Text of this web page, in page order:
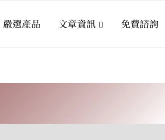
嚴選產品 文章資訊 免費諮詢